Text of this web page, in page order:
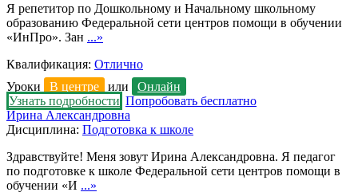
Я репетитор по Дошкольному и Начальному школьному
образованию Федеральной сети центров помощи в обучении
«ИнПро». Зан ...»
Квалификация: Отлично
Уроки
В центре или
Онлайн
Узнать подробности Попробовать бесплатно
Ирина Александровна
Дисциплина: Подготовка к школе
Здравствуйте! Меня зовут Ирина Александровна. Я педагог
по подготовке к школе Федеральной сети центров помощи в
обучении «И ...»